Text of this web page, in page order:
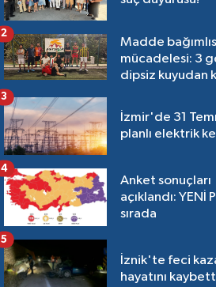
Madde
mücadelesi: 3
dipsiz kuyudan
2
İzmir'de 31
planlı elektrik
3
Anket sonuçları
açıklandı: YENİ
sırada
4
İznik'te feci
hayatını
5